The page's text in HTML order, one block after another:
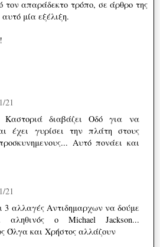
τον απαράδεκτο τρόπο, σε άρθρο της
μία εξέλιξη.
21
διαβάζει Οδό για να
έχει γυρίσει την πλάτη στους
Αυτό πονάει και
21
3 αλλαγές Αντιδημαρχων να δούμε
ο Michael Jackson...
Όλγα και Χρήστος αλλάζουν